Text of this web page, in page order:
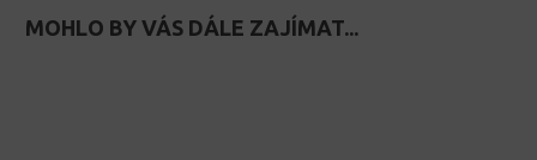
MOHLO BY VÁS DÁLE ZAJÍMAT...